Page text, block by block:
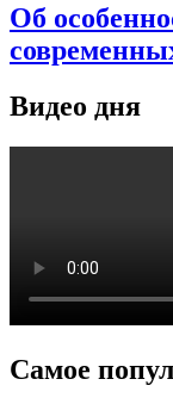
Об
Видео дня
Самое